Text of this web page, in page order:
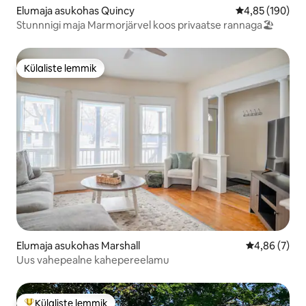
Elumaja asukohas Quincy Keskmine
4,85 (190)
Stunnnigi maja Marmorjärvel koos privaatse rannaga🏖
Külaliste lemmik
Külaliste lemmik
Elumaja asukohas Marshall Keskmine
4,86 (7)
Uus vahepealne kahepereelamu
Külaliste lemmik